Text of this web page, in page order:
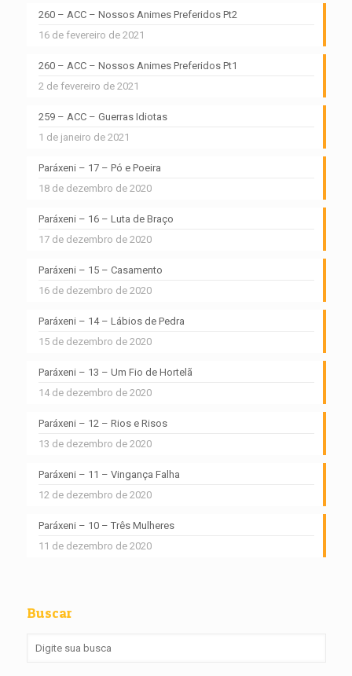
260 – ACC – Nossos Animes Preferidos Pt2
16 de fevereiro de 2021
260 – ACC – Nossos Animes Preferidos Pt1
2 de fevereiro de 2021
259 – ACC – Guerras Idiotas
1 de janeiro de 2021
Paráxeni – 17 – Pó e Poeira
18 de dezembro de 2020
Paráxeni – 16 – Luta de Braço
17 de dezembro de 2020
Paráxeni – 15 – Casamento
16 de dezembro de 2020
Paráxeni – 14 – Lábios de Pedra
15 de dezembro de 2020
Paráxeni – 13 – Um Fio de Hortelã
14 de dezembro de 2020
Paráxeni – 12 – Rios e Risos
13 de dezembro de 2020
Paráxeni – 11 – Vingança Falha
12 de dezembro de 2020
Paráxeni – 10 – Três Mulheres
11 de dezembro de 2020
Buscar